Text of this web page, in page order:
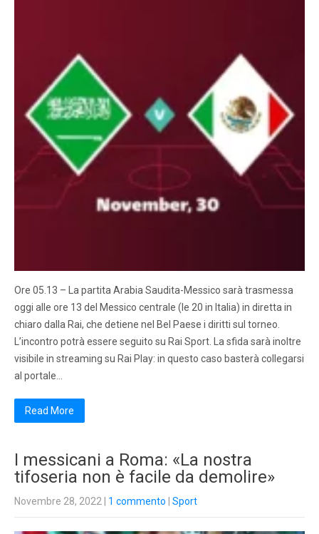
Ore 05.13 – La partita Arabia Saudita-Messico sarà trasmessa
oggi alle ore 13 del Messico centrale (le 20 in Italia) in diretta in
chiaro dalla Rai, che detiene nel Bel Paese i diritti sul torneo.
L’incontro potrà essere seguito su Rai Sport. La sfida sarà inoltre
visibile in streaming su Rai Play: in questo caso basterà collegarsi
al portale…
Read More
I messicani a Roma: «La nostra
tifoseria non è facile da demolire»
Novembre 28, 2022 1 commento Sport